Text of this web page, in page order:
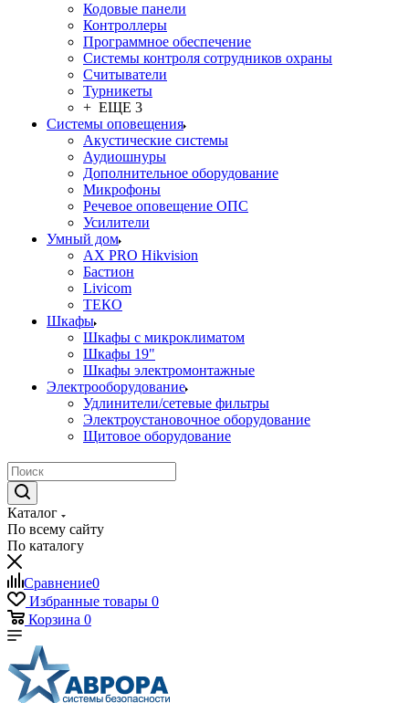
Кодовые панели
Контроллеры
Программное обеспечение
Системы контроля сотрудников охраны
Считыватели
Турникеты
+ ЕЩЕ 3
Системы оповещения
Акустические системы
Аудиошнуры
Дополнительное оборудование
Микрофоны
Речевое оповещение ОПС
Усилители
Умный дом
AX PRO Hikvision
Бастион
Livicom
ТЕКО
Шкафы
Шкафы с микроклиматом
Шкафы 19"
Шкафы электромонтажные
Электрооборудование
Удлинители/сетевые фильтры
Электроустановочное оборудование
Щитовое оборудование
Каталог
По всему сайту
По каталогу
Сравнение0
Избранные товары 0
Корзина 0